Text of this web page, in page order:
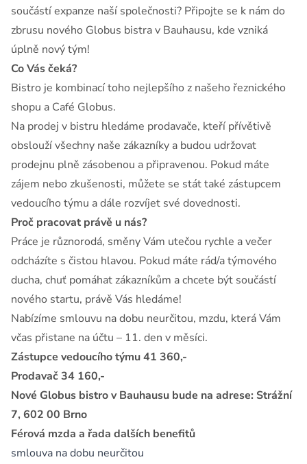
součástí expanze naší společnosti? Připojte se k nám do
zbrusu nového Globus bistra v Bauhausu, kde vzniká
úplně nový tým!
Co Vás čeká?
Bistro je kombinací toho nejlepšího z našeho řeznického
shopu a Café Globus.
Na prodej v bistru hledáme prodavače, kteří přívětivě
obslouží všechny naše zákazníky a budou udržovat
prodejnu plně zásobenou a připravenou. Pokud máte
zájem nebo zkušenosti, můžete se stát také zástupcem
vedoucího týmu a dále rozvíjet své dovednosti.
Proč pracovat právě u nás?
Práce je různorodá, směny Vám utečou rychle a večer
odcházíte s čistou hlavou. Pokud máte rád/a týmového
ducha, chuť pomáhat zákazníkům a chcete být součástí
nového startu, právě Vás hledáme!
Nabízíme smlouvu na dobu neurčitou, mzdu, která Vám
včas přistane na účtu – 11. den v měsíci.
Zástupce vedoucího týmu 41 360,-
Prodavač 34 160,-
Nové Globus bistro v Bauhausu bude na adrese: Strážní
7, 602 00 Brno
Férová mzda a řada dalších benefitů
smlouva na dobu neurčitou